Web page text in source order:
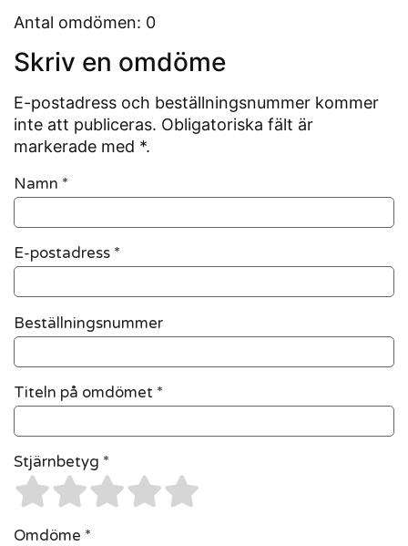
Antal omdömen: 0
Skriv en omdöme
E-postadress och beställningsnummer kommer
inte att publiceras. Obligatoriska fält är
markerade med *.
Namn *
E-postadress *
Beställningsnummer
Titeln på omdömet *
Stjärnbetyg *
Omdöme *